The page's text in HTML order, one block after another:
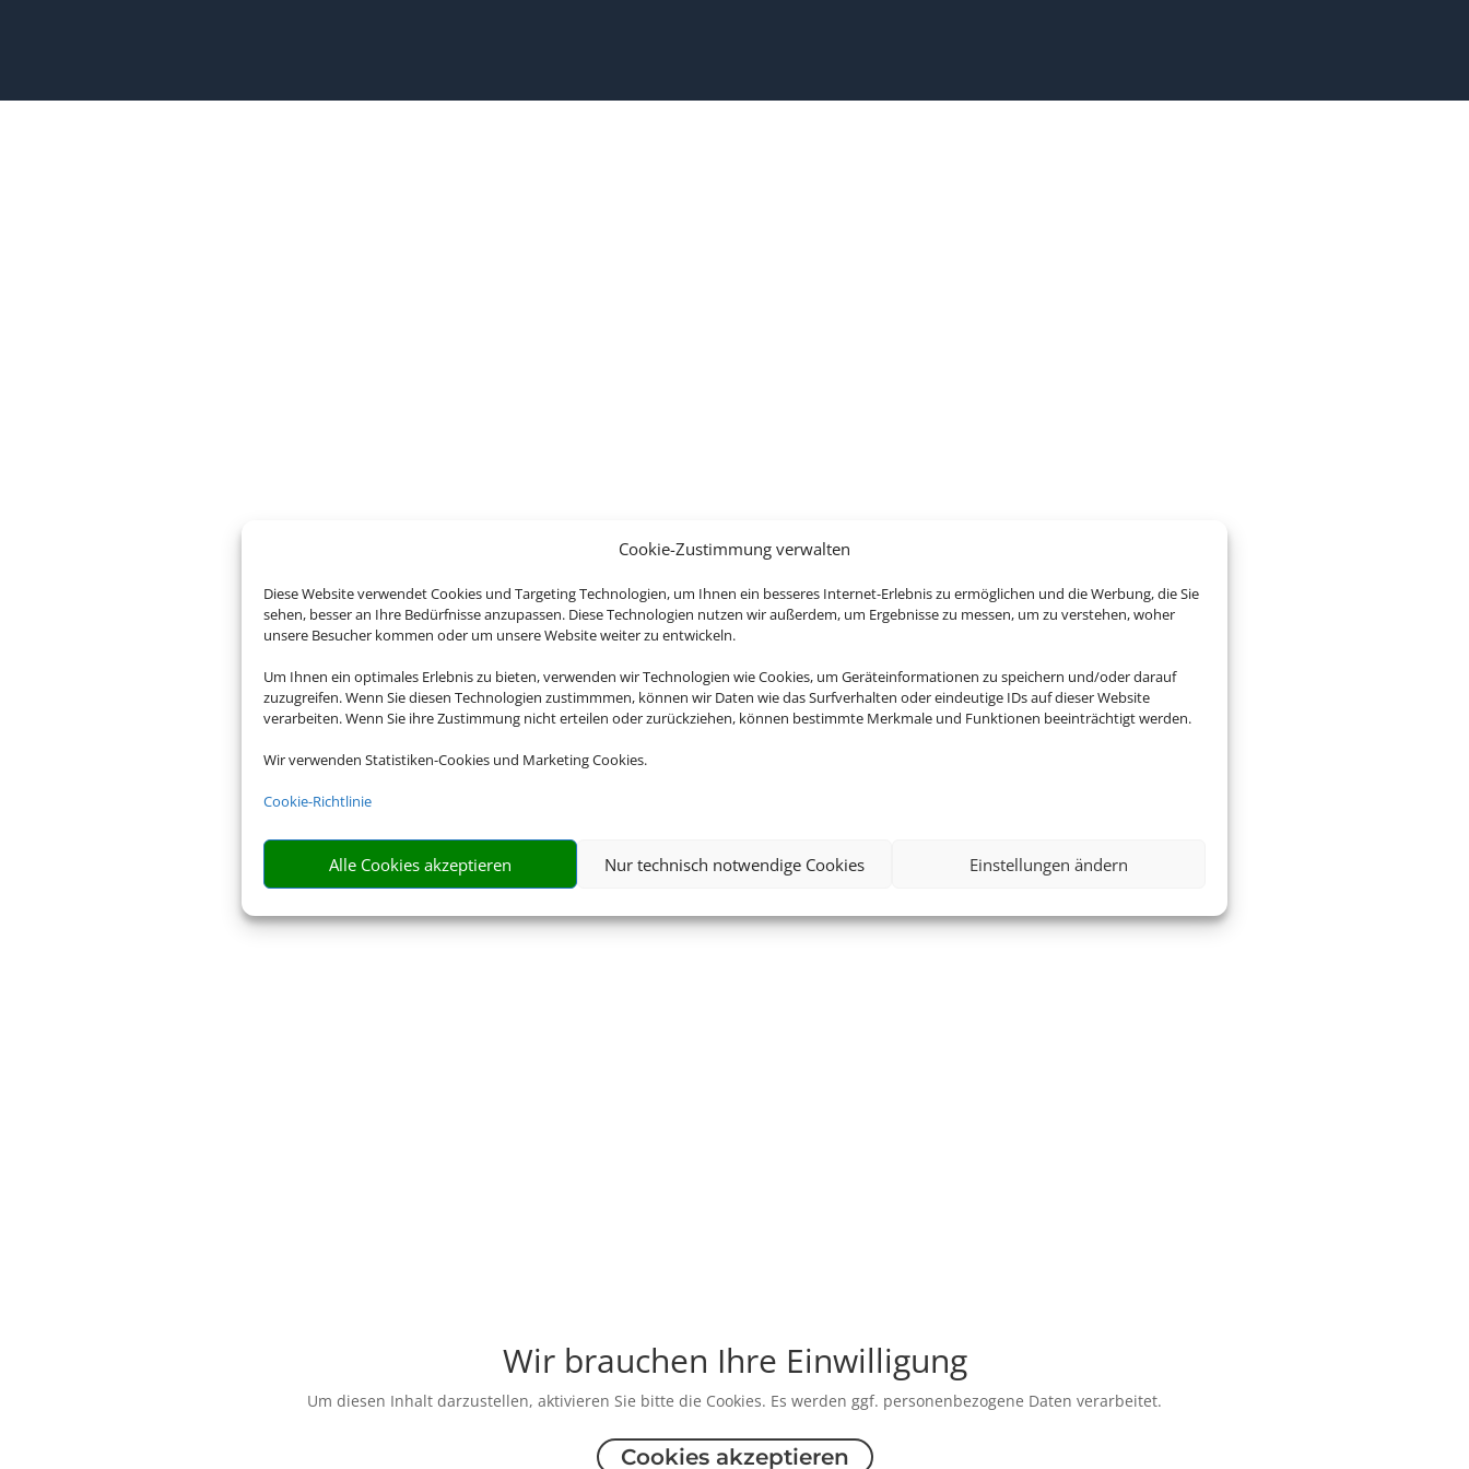
Cookie-Zustimmung verwalten
Diese Website verwendet Cookies und Targeting Technologien, um Ihnen ein besseres Internet-Erlebnis zu ermöglichen und die Werbung, die Sie
sehen, besser an Ihre Bedürfnisse anzupassen. Diese Technologien nutzen wir außerdem, um Ergebnisse zu messen, um zu verstehen, woher
unsere Besucher kommen oder um unsere Website weiter zu entwickeln.
Um Ihnen ein optimales Erlebnis zu bieten, verwenden wir Technologien wie Cookies, um Geräteinformationen zu speichern und/oder darauf
zuzugreifen. Wenn Sie diesen Technologien zustimmmen, können wir Daten wie das Surfverhalten oder eindeutige IDs auf dieser Website
verarbeiten. Wenn Sie ihre Zustimmung nicht erteilen oder zurückziehen, können bestimmte Merkmale und Funktionen beeinträchtigt werden.
Wir verwenden Statistiken-Cookies und Marketing Cookies.
Cookie-Richtlinie
Alle Cookies akzeptieren Nur technisch notwendige Cookies Einstellungen ändern
Wir brauchen Ihre Einwilligung
Um diesen Inhalt darzustellen, aktivieren Sie bitte die Cookies. Es werden ggf. personenbezogene Daten verarbeitet.
Cookies akzeptieren